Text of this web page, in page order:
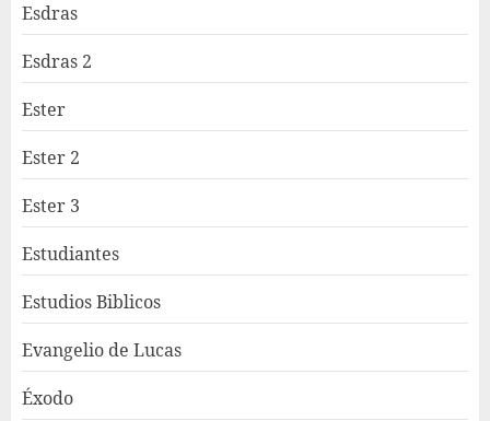
Esdras
Esdras 2
Ester
Ester 2
Ester 3
Estudiantes
Estudios Biblicos
Evangelio de Lucas
Éxodo